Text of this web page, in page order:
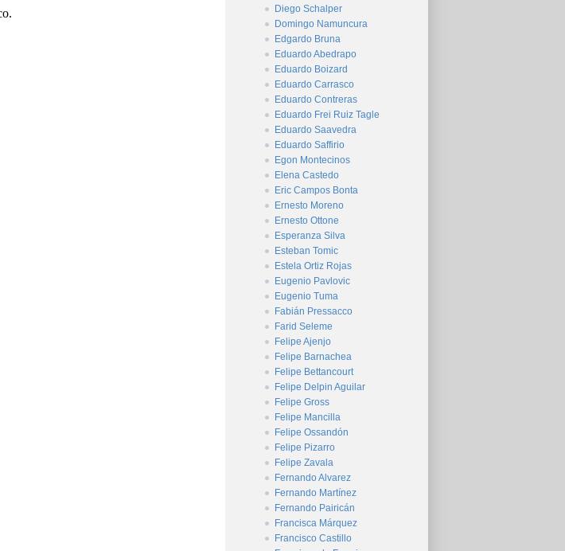
Diego Schalper
Domingo Namuncura
Edgardo Bruna
Eduardo Abedrapo
Eduardo Boizard
Eduardo Carrasco
Eduardo Contreras
Eduardo Frei Ruiz Tagle
Eduardo Saavedra
Eduardo Saffirio
Egon Montecinos
Elena Castedo
Eric Campos Bonta
Ernesto Moreno
Ernesto Ottone
Esperanza Silva
Esteban Tomic
Estela Ortiz Rojas
Eugenio Pavlovic
Eugenio Tuma
Fabián Pressacco
Farid Seleme
Felipe Ajenjo
Felipe Barnachea
Felipe Bettancourt
Felipe Delpin Aguilar
Felipe Gross
Felipe Mancilla
Felipe Ossandón
Felipe Pizarro
Felipe Zavala
Fernando Alvarez
Fernando Martínez
Fernando Pairicán
Francisca Márquez
Francisco Castillo